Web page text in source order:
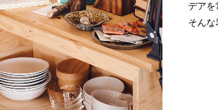
デアを
そんな